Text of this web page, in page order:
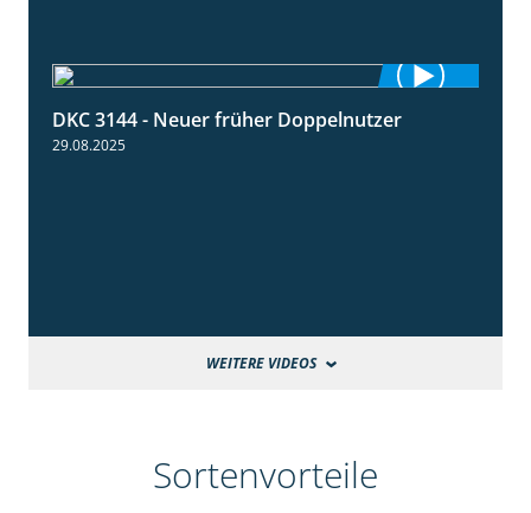
DKC 3144 - Neuer früher Doppelnutzer
29.08.2025
WEITERE VIDEOS
Sortenvorteile